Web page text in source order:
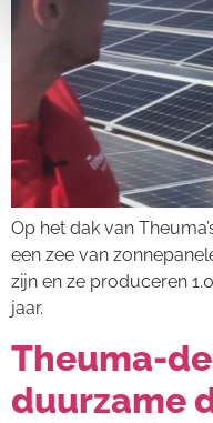
Op het dak van
een zee van
zijn en ze produceren
jaar.
Theuma-
duurzame